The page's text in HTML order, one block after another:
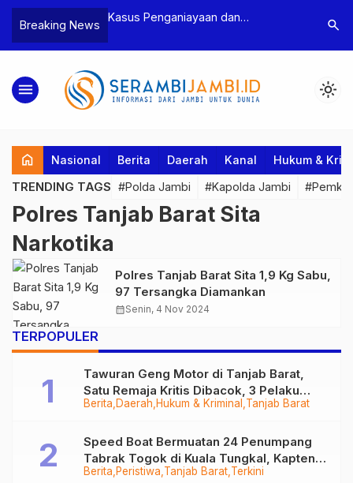
Breaking News
Bea Cukai
Pelaku beserta
dan 146 Gram
Kasus Penganiayaan dan
Tebo Tetapkan Dua Tersangka
Polres
Dua
search
menu light_mode
home Nasional Berita Daerah Kanal Hukum &
TRENDING TAGS #Polda Jambi #Kapolda Jambi
Polres Tanjab Barat Sita
Narkotika
Polres Tanjab Barat Sita 1,9 Kg Sabu,
97 Tersangka Diamankan
calendar_monthSenin, 4 Nov 2024
TERPOPULER
Berita Daerah Hukum & Kriminal Tanjab Barat
Tawuran Geng Motor di Tanjab Barat,
Satu Remaja Kritis Dibacok, 3 Pelaku
Ditangkap
Berita Peristiwa Tanjab Barat Terkini
Speed Boat Bermuatan 24 Penumpang
Tabrak Togok di Kuala Tungkal, Kapten
Sempat Hilang